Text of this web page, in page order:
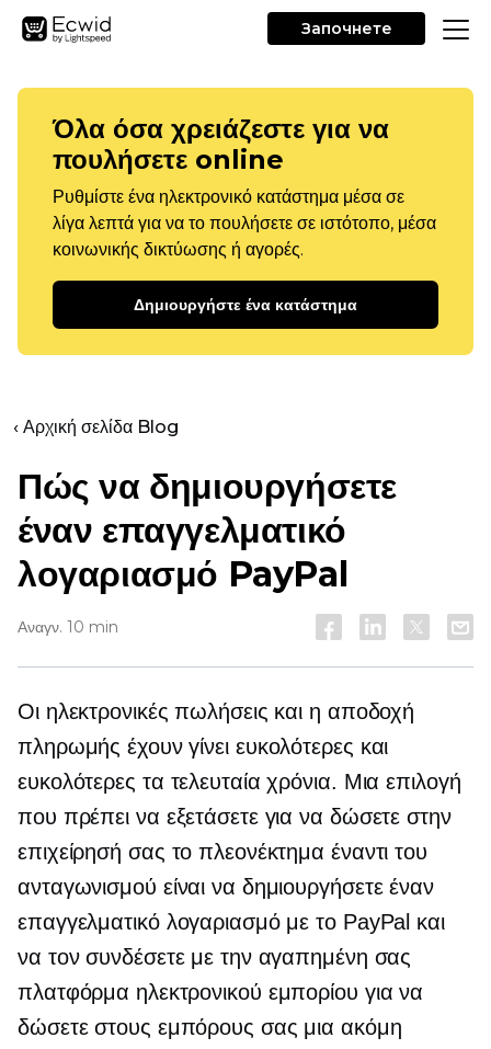
Започнете
Όλα όσα χρειάζεστε για να
πουλήσετε online
Ρυθμίστε ένα ηλεκτρονικό κατάστημα μέσα σε
λίγα λεπτά για να το πουλήσετε σε ιστότοπο, μέσα
κοινωνικής δικτύωσης ή αγορές.
Δημιουργήστε ένα κατάστημα
‹ Αρχική σελίδα Blog
Πώς να δημιουργήσετε
έναν επαγγελματικό
λογαριασμό PayPal
Αναγν. 10 min
Οι ηλεκτρονικές πωλήσεις και η αποδοχή
πληρωμής έχουν γίνει ευκολότερες και
ευκολότερες τα τελευταία χρόνια. Μια επιλογή
που πρέπει να εξετάσετε για να δώσετε στην
επιχείρησή σας το πλεονέκτημα έναντι του
ανταγωνισμού είναι να δημιουργήσετε έναν
επαγγελματικό λογαριασμό με το PayPal και
να τον συνδέσετε με την αγαπημένη σας
πλατφόρμα ηλεκτρονικού εμπορίου για να
δώσετε στους εμπόρους σας μια ακόμη